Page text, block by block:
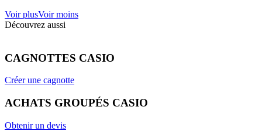
Voir plusVoir moins
Découvrez aussi
CAGNOTTES CASIO
Créer une cagnotte
ACHATS GROUPÉS CASIO
Obtenir un devis